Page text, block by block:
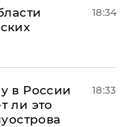
18:34
в России
ли это
18:33